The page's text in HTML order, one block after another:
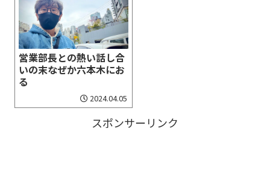
営業部長との熱い話し合
いの末なぜか六本木にお
る
2024.04.05
スポンサーリンク